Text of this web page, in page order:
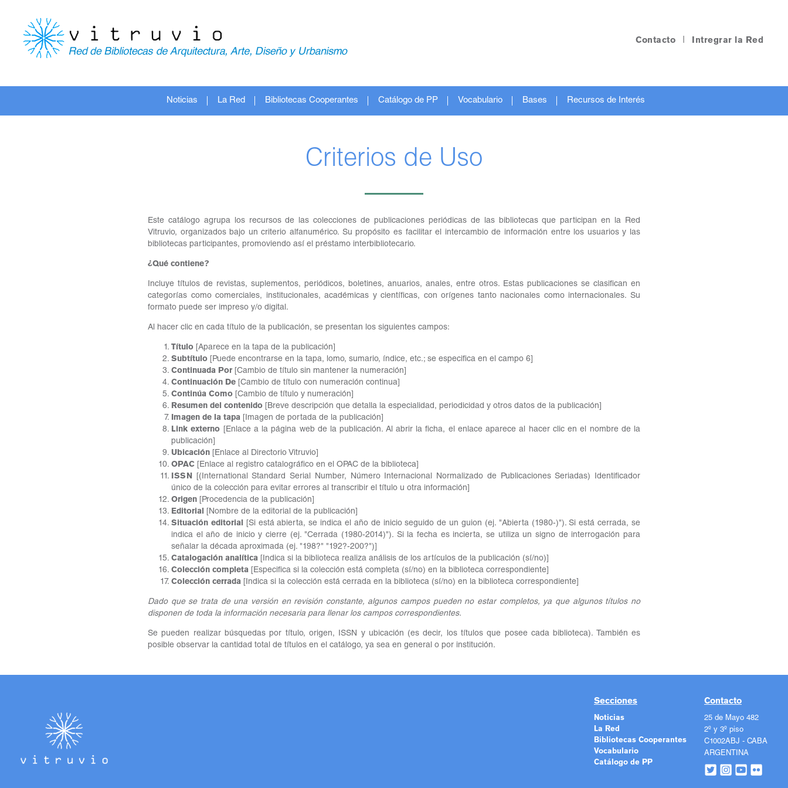
Contacto | Intregrar la Red
Noticias La Red Bibliotecas Cooperantes Catálogo de PP Vocabulario Bases Recursos de Interés
Criterios de Uso
Este catálogo agrupa los recursos de las colecciones de publicaciones periódicas de las bibliotecas que participan en la Red
Vitruvio, organizados bajo un criterio alfanumérico. Su propósito es facilitar el intercambio de información entre los usuarios y las
bibliotecas participantes, promoviendo así el préstamo interbibliotecario.
¿Qué contiene?
Incluye títulos de revistas, suplementos, periódicos, boletines, anuarios, anales, entre otros. Estas publicaciones se clasifican en
categorías como comerciales, institucionales, académicas y científicas, con orígenes tanto nacionales como internacionales. Su
formato puede ser impreso y/o digital.
Al hacer clic en cada título de la publicación, se presentan los siguientes campos:
Título [Aparece en la tapa de la publicación]
Subtítulo [Puede encontrarse en la tapa, lomo, sumario, índice, etc.; se especifica en el campo 6]
Continuada Por [Cambio de título sin mantener la numeración]
Continuación De [Cambio de título con numeración continua]
Continúa Como [Cambio de título y numeración]
Resumen del contenido [Breve descripción que detalla la especialidad, periodicidad y otros datos de la publicación]
Imagen de la tapa [Imagen de portada de la publicación]
Link externo [Enlace a la página web de la publicación. Al abrir la ficha, el enlace aparece al hacer clic en el nombre de la
publicación]
Ubicación [Enlace al Directorio Vitruvio]
OPAC [Enlace al registro catalográfico en el OPAC de la biblioteca]
ISSN
[(International Standard Serial Number, Número Internacional Normalizado de Publicaciones Seriadas) Identificador
único de la colección para evitar errores al transcribir el título u otra información]
Origen [Procedencia de la publicación]
Editorial [Nombre de la editorial de la publicación]
Situación editorial
[Si está abierta, se indica el año de inicio seguido de un guion (ej. "Abierta (1980-)"). Si está cerrada, se
indica el año de inicio y cierre (ej. "Cerrada (1980-2014)"). Si la fecha es incierta, se utiliza un signo de interrogación para
señalar la década aproximada (ej. "198?" "192?-200?")]
Catalogación analítica [Indica si la biblioteca realiza análisis de los artículos de la publicación (sí/no)]
Colección completa [Especifica si la colección está completa (sí/no) en la biblioteca correspondiente]
Colección cerrada [Indica si la colección está cerrada en la biblioteca (sí/no) en la biblioteca correspondiente]
Dado que se trata de una versión en revisión constante, algunos campos pueden no estar completos, ya que algunos títulos no
disponen de toda la información necesaria para llenar los campos correspondientes.
Se pueden realizar búsquedas por título, origen, ISSN y ubicación (es decir, los títulos que posee cada biblioteca). También es
posible observar la cantidad total de títulos en el catálogo, ya sea en general o por institución.
Secciones
Noticias
La Red
Bibliotecas Cooperantes
Vocabulario
Catálogo de PP
Contacto
25 de Mayo 482
2º y 3º piso
C1002ABJ - CABA
ARGENTINA